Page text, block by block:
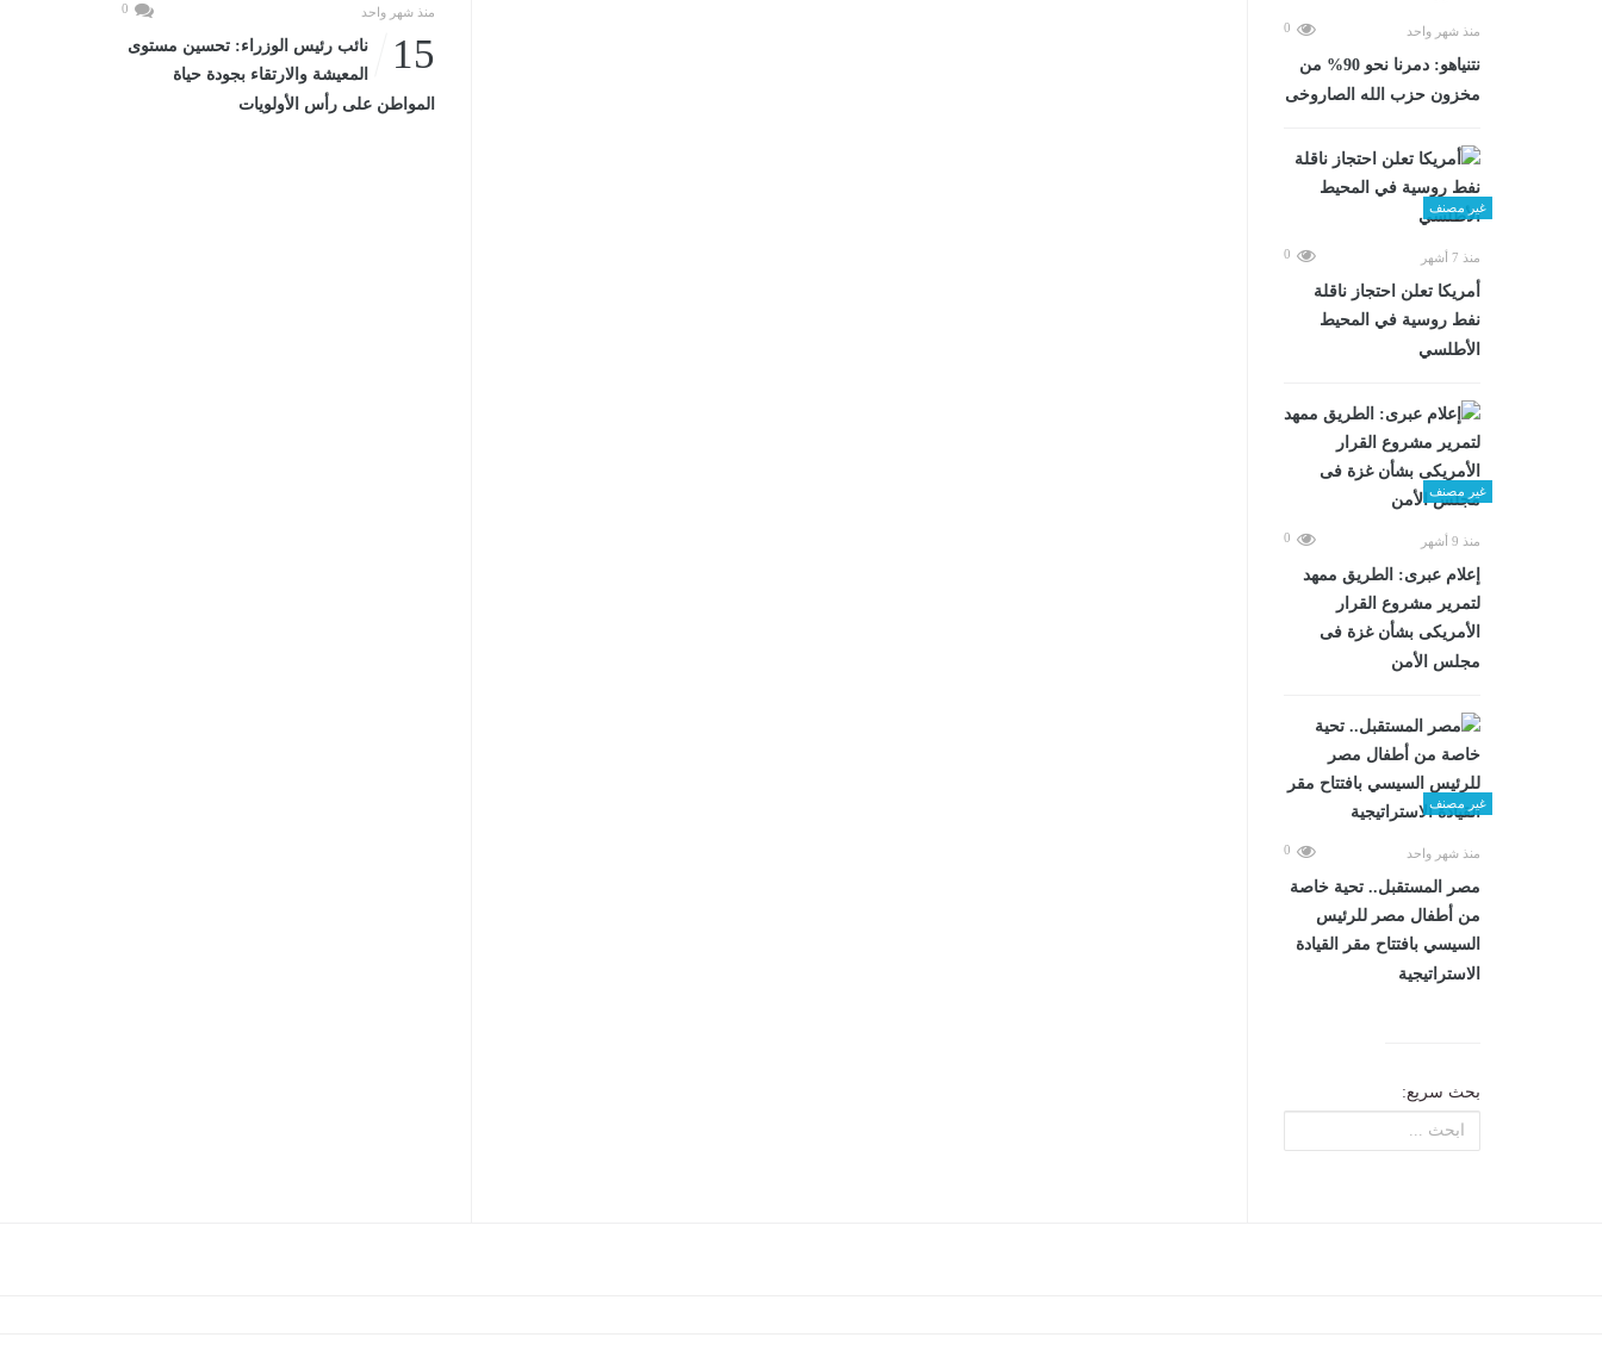
منذ شهر واحد 0
نتنياهو: دمرنا نحو 90% من
مخزون حزب الله الصاروخى
غير مصنف
منذ 7 أشهر 0
أمريكا تعلن احتجاز ناقلة
نفط روسية في المحيط
الأطلسي
غير مصنف
منذ 9 أشهر 0
إعلام عبرى: الطريق ممهد
لتمرير مشروع القرار
الأمريكى بشأن غزة فى
مجلس الأمن
غير مصنف
منذ شهر واحد 0
مصر المستقبل.. تحية خاصة
من أطفال مصر للرئيس
السيسي بافتتاح مقر القيادة
الاستراتيجية
بحث سريع:
منذ شهر واحد 0
15
نائب رئيس الوزراء: تحسين مستوى
المعيشة والارتقاء بجودة حياة
المواطن على رأس الأولويات